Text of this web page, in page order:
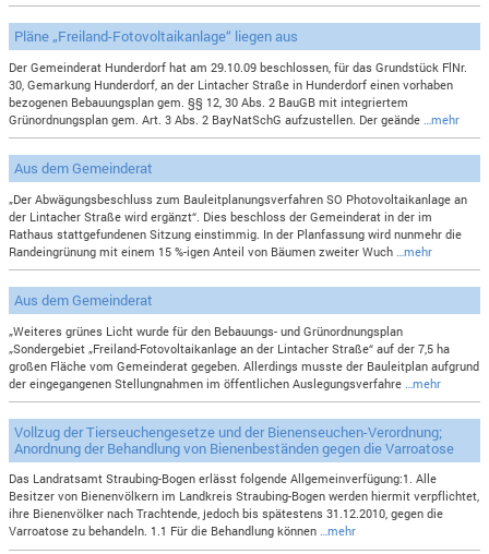
Pläne „Freiland-Fotovoltaikanlage“ liegen aus
Der Gemeinderat Hunderdorf hat am 29.10.09 beschlossen, für das Grundstück FlNr.
30, Gemarkung Hunderdorf, an der Lintacher Straße in Hunderdorf einen vorhaben
bezogenen Bebauungsplan gem. §§ 12, 30 Abs. 2 BauGB mit integriertem
Grünordnungsplan gem. Art. 3 Abs. 2 BayNatSchG aufzustellen. Der geände
…mehr
Aus dem Gemeinderat
„Der Abwägungsbeschluss zum Bauleitplanungsverfahren SO Photovoltaikanlage an
der Lintacher Straße wird ergänzt“. Dies beschloss der Gemeinderat in der im
Rathaus stattgefundenen Sitzung einstimmig. In der Planfassung wird nunmehr die
Randeingrünung mit einem 15 %-igen Anteil von Bäumen zweiter Wuch
…mehr
Aus dem Gemeinderat
„Weiteres grünes Licht wurde für den Bebauungs- und Grünordnungsplan
„Sondergebiet „Freiland-Fotovoltaikanlage an der Lintacher Straße“ auf der 7,5 ha
großen Fläche vom Gemeinderat gegeben. Allerdings musste der Bauleitplan aufgrund
der eingegangenen Stellungnahmen im öffentlichen Auslegungsverfahre
…mehr
Vollzug der Tierseuchengesetze und der Bienenseuchen-Verordnung;
Anordnung der Behandlung von Bienenbeständen gegen die Varroatose
Das Landratsamt Straubing-Bogen erlässt folgende Allgemeinverfügung:1. Alle
Besitzer von Bienenvölkern im Landkreis Straubing-Bogen werden hiermit verpflichtet,
ihre Bienenvölker nach Trachtende, jedoch bis spätestens 31.12.2010, gegen die
Varroatose zu behandeln. 1.1 Für die Behandlung können…mehr